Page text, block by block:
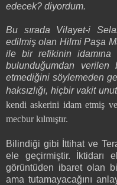
edecek? diyordum.
Bu sırada Vilayet-i
edilmiş olan Hilmi Paşa
ile bir refikinin idamına
bulunduğumdan
etmediğini söylemeden
haksızlığı, hiçbir vakit
kendi askerini idam etmiş
mecbur kılmıştır.
Bilindiği gibi İttihat ve
ele geçirmiştir. İktidarı
görüntüden ibaret olan
ama tutamayacağını